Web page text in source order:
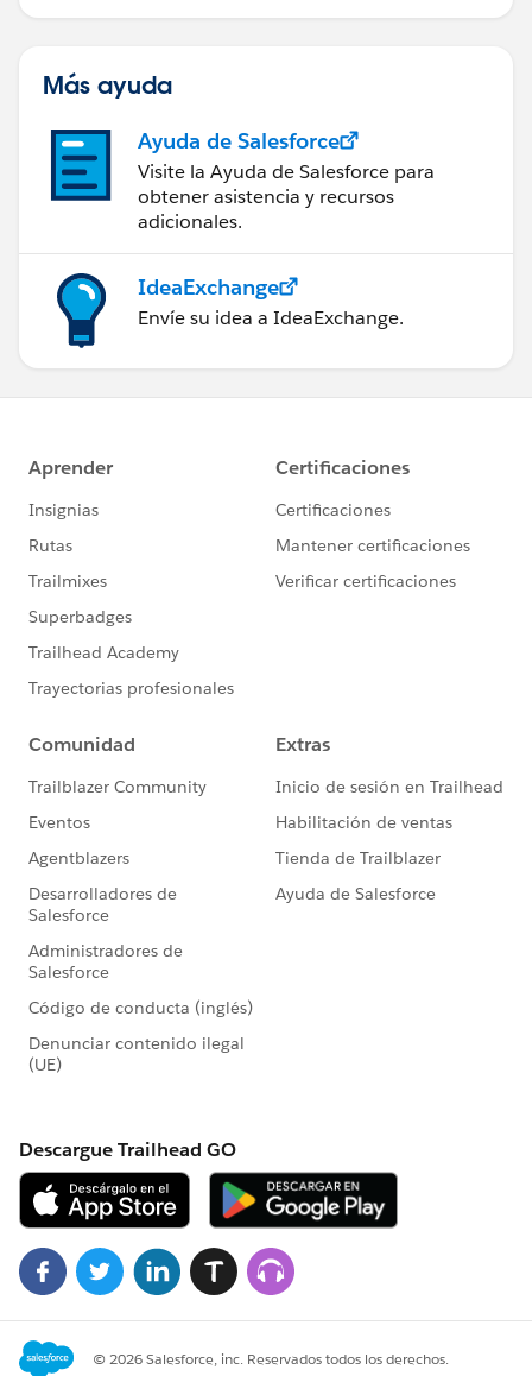
Más ayuda
Ayuda de Salesforce
Visite la Ayuda de Salesforce para
obtener asistencia y recursos
adicionales.
IdeaExchange
Envíe su idea a IdeaExchange.